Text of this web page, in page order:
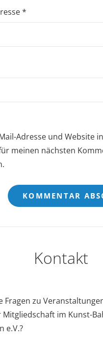
*
Adresse und Website
meinen nächsten
Kontakt
Fragen zu
im Kunst-
e.V.?